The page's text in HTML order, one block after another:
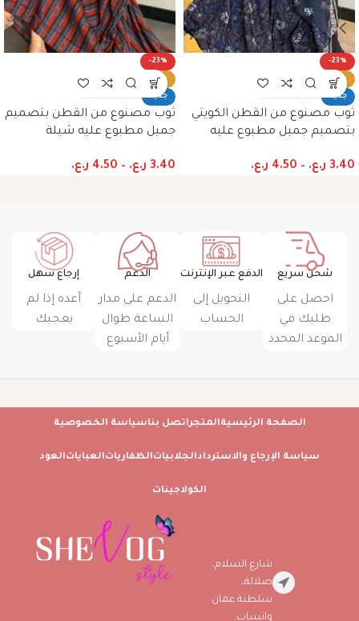
-23%
ساخن
جديد
ثوب مصنوع من القطن الكويتي
بتصميم جميل مطبوع عليه
الظفاري والجلابية
3.40 ر.ع. –
4.50 ر.ع.
-23%
ساخن
جديد
ثوب مصنوع من القطن بتصميم
جميل مطبوع عليه شيلة
والجلابية
3.40 ر.ع. –
4.50 ر.ع.
شحن سريع
احصل على
طلبك في
الموعد المحدد
الدفع عبر الإنترنت
التحويل إلى
الحساب
الدعم
الدعم على مدار
الساعة طوال
أيام الأسبوع
إرجاع سهل
أعده إذا لم
يعجبك
الصفحة الرئيسيةالمتجراتصل بناسياسة الخصوصية
سياسة الإرجاع والاستردادالجلابياتالظفارياتالعباياتالعود
الكولاجينات
شارع السلام،
صلالة،
سلطنة عمان
واتساب: